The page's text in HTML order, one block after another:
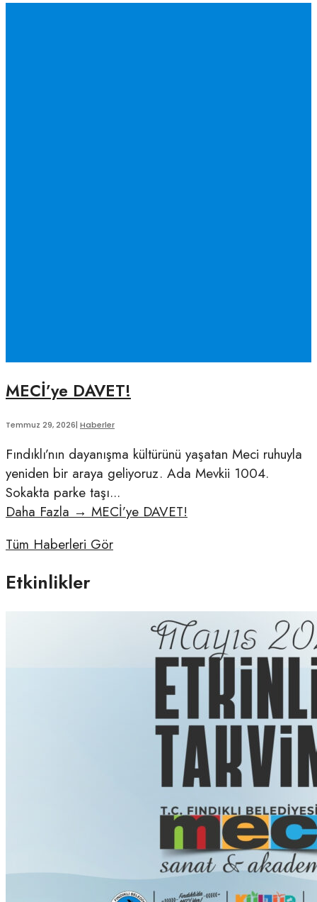
MECİ’ye DAVET!
Temmuz 29, 2026| Haberler
Fındıklı’nın dayanışma kültürünü yaşatan Meci ruhuyla
yeniden bir araya geliyoruz. Ada Mevkii 1004.
Sokakta parke taşı...
Daha Fazla → MECİ’ye DAVET!
Tüm Haberleri Gör
Etkinlikler